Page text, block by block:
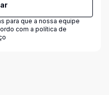
para que a nossa equipe
com a política de